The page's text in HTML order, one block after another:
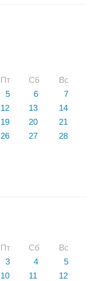
Пт Сб
Вс
5 6
7
12 13
14
19 20
21
26 27
28
Пт Сб
Вс
3 4
5
10 11
12